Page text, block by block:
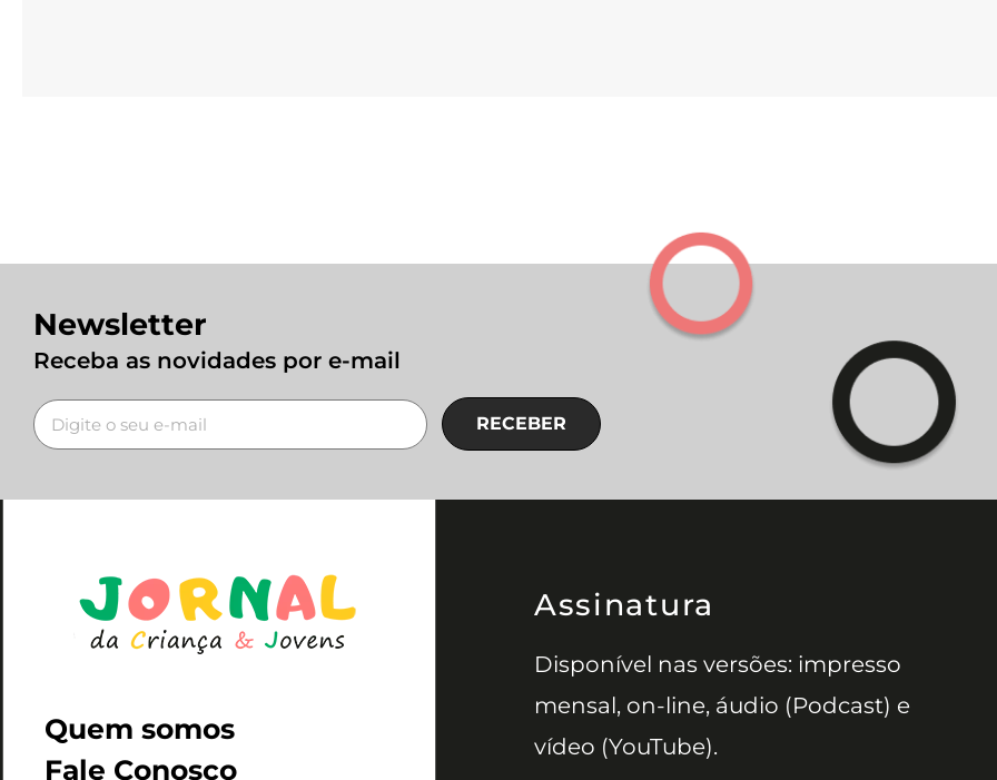
Newsletter
Receba as novidades por e-mail
RECEBER
Quem somos
Fale Conosco
Assinatura
Disponível nas versões: impresso
mensal, on-line, áudio (Podcast) e
vídeo (YouTube).